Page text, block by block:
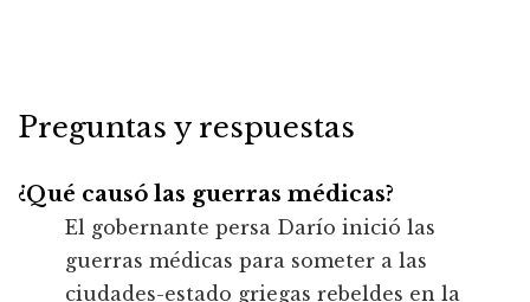
Preguntas y respuestas
¿Qué causó las guerras médicas?
El gobernante persa Darío inició las
guerras médicas para someter a las
ciudades-estado griegas rebeldes en la